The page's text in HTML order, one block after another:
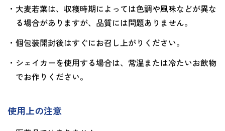
・大麦若葉は、収穫時期によっては色調や風味などが異な
る場合がありますが、品質には問題ありません。
・個包装開封後はすぐにお召し上がりください。
・シェイカーを使用する場合は、常温または冷たいお飲物
でお作りください。
使用上の注意